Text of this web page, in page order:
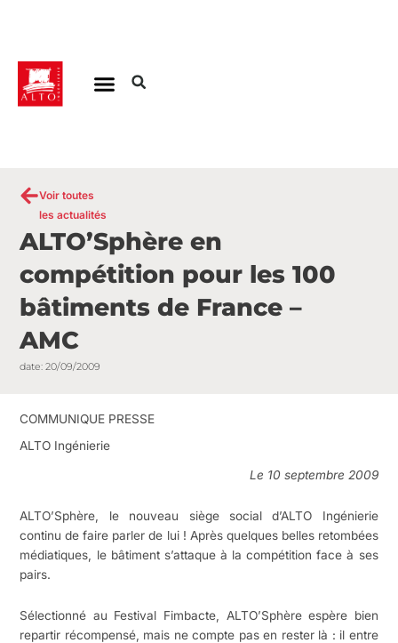
Voir toutes
les actualités
ALTO’Sphère en
compétition pour les 100
bâtiments de France –
AMC
date: 20/09/2009
COMMUNIQUE PRESSE
ALTO Ingénierie
Le 10 septembre 2009
ALTO’Sphère, le nouveau siège social d’ALTO Ingénierie
continu de faire parler de lui ! Après quelques belles retombées
médiatiques, le bâtiment s’attaque à la compétition face à ses
pairs.
Sélectionné au Festival Fimbacte, ALTO’Sphère espère bien
repartir récompensé, mais ne compte pas en rester là : il entre